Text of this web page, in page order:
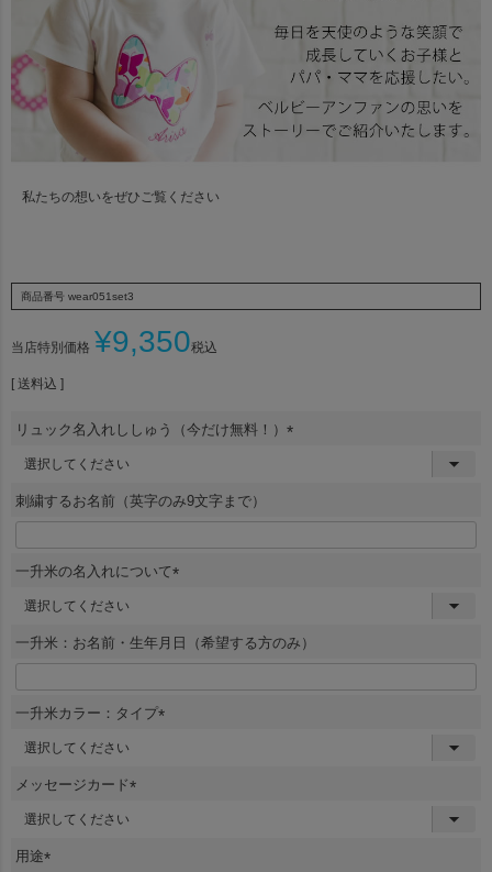
私たちの想いをぜひご覧ください
商品番号 wear051set3
当店特別価格 ¥9,350税込
送料込
リュック名入れししゅう（今だけ無料！）
)
刺繍するお名前（英字のみ9文字まで）
一升米の名入れについて
須
)
一升米：お名前・生年月日（希望する方のみ）
一升米カラー：タイプ
メッセージカード
用途